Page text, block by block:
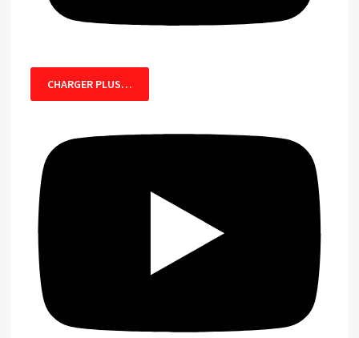
CHARGER PLUS…